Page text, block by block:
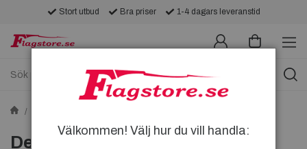
Stort utbud Bra priser 1-4 dagars leveranstid
De Soto-pins
Välkommen! Välj hur du vill handla: